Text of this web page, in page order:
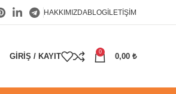
HAKKIMIZDABLOGİLETIŞIM
GIRIŞ / KAYIT
0
0,00 ₺